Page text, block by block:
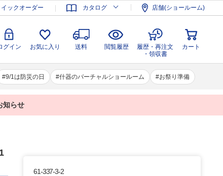
イックオーダー カタログ 店舗(ショールーム)
グイン お気に入り 送料 閲覧履歴
履歴・再注文
・領収書
カート
9/1は防災の日 什器のバーチャルショールーム お祭り準備
ログイン お気に入り 送料 閲覧履歴
履歴・再注文
・領収書
カート
知らせ
61-337-3-2